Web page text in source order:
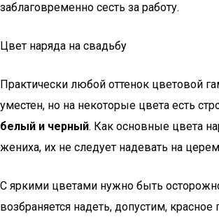
заблаговременно сесть за работу.
Цвет наряда на свадьбу
Практически любой оттенок цветовой
уместен, но на некоторые цвета есть
белый и черный. Как основные цвета
жениха, их не следует надевать на
С яркими цветами нужно быть
возбраняется надеть, допустим, красное